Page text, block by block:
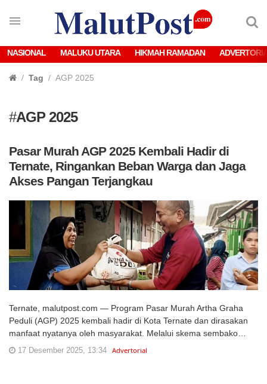
NASIONAL MALUKU UTARA HIKMAH RAMADAN
Tag AGP 2025
#AGP 2025
Pasar Murah AGP 2025 Kembali Hadir di
Ternate, Ringankan Beban Warga dan Jaga
Akses Pangan Terjangkau
Ternate, malutpost.com — Program Pasar Murah Artha Graha
Peduli (AGP) 2025 kembali hadir di Kota Ternate dan dirasakan
manfaat nyatanya oleh masyarakat. Melalui skema sembako…
17 Desember 2025, 13:34 Advertorial